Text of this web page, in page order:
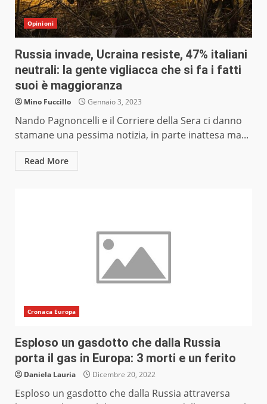
Opinioni
Russia invade, Ucraina resiste, 47% italiani
neutrali: la gente vigliacca che si fa i fatti
suoi è maggioranza
Mino Fuccillo Gennaio 3, 2023
Nando Pagnoncelli e il Corriere della Sera ci danno
stamane una pessima notizia, in parte inattesa ma...
Read More
Cronaca Europa
Esploso un gasdotto che dalla Russia
porta il gas in Europa: 3 morti e un ferito
Daniela Lauria Dicembre 20, 2022
Esploso un gasdotto che dalla Russia attraversa